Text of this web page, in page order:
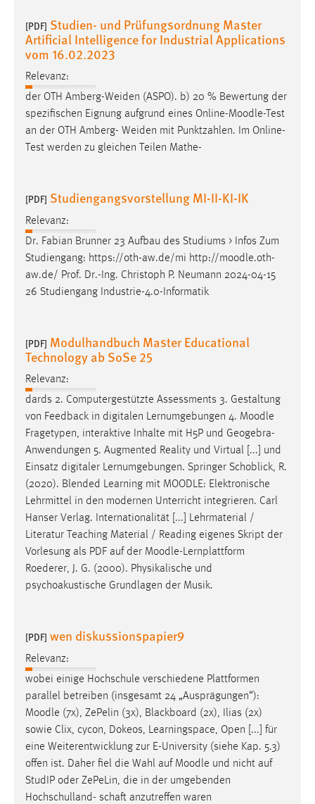
[PDF] Studien- und Prüfungsordnung Master
Artificial Intelligence for Industrial Applications
vom 16.02.2023
Relevanz:
der OTH Amberg-Weiden (ASPO). b) 20 % Bewertung der
spezifischen Eignung aufgrund eines Online-Moodle-Test
an der OTH Amberg- Weiden mit Punktzahlen. Im Online-
Test werden zu gleichen Teilen Mathe-
[PDF] Studiengangsvorstellung MI-II-KI-IK
Relevanz:
Dr. Fabian Brunner 23 Aufbau des Studiums > Infos Zum
Studiengang: https://oth-aw.de/mi http://moodle.oth-
aw.de/ Prof. Dr.-Ing. Christoph P. Neumann 2024-04-15
26 Studiengang Industrie-4.0-Informatik
[PDF] Modulhandbuch Master Educational
Technology ab SoSe 25
Relevanz:
dards 2. Computergestützte Assessments 3. Gestaltung
von Feedback in digitalen Lernumgebungen 4. Moodle
Fragetypen, interaktive Inhalte mit H5P und Geogebra-
Anwendungen 5. Augmented Reality und Virtual [...] und
Einsatz digitaler Lernumgebungen. Springer Schoblick, R.
(2020). Blended Learning mit MOODLE: Elektronische
Lehrmittel in den modernen Unterricht integrieren. Carl
Hanser Verlag. Internationalität [...] Lehrmaterial /
Literatur Teaching Material / Reading eigenes Skript der
Vorlesung als PDF auf der Moodle-Lernplattform
Roederer, J. G. (2000). Physikalische und
psychoakustische Grundlagen der Musik.
[PDF] wen diskussionspapier9
Relevanz:
wobei einige Hochschule verschiedene Plattformen
parallel betreiben (insgesamt 24 „Ausprägungen“):
Moodle (7x), ZePelin (3x), Blackboard (2x), Ilias (2x)
sowie Clix, cycon, Dokeos, Learningspace, Open [...] für
eine Weiterentwicklung zur E-University (siehe Kap. 5.3)
offen ist. Daher fiel die Wahl auf Moodle und nicht auf
StudIP oder ZePeLin, die in der umgebenden
Hochschulland- schaft anzutreffen waren